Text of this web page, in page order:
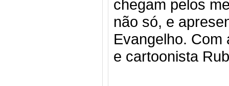
chegam pelos
não só, e
Evangelho. Com
e cartoonista